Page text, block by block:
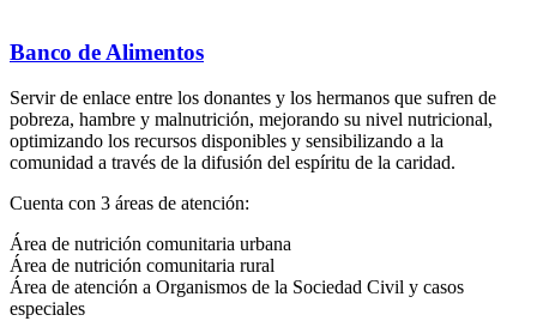
Banco de Alimentos
Servir de enlace entre los donantes y los hermanos que sufren de
pobreza, hambre y malnutrición, mejorando su nivel nutricional,
optimizando los recursos disponibles y sensibilizando a la
comunidad a través de la difusión del espíritu de la caridad.
Cuenta con 3 áreas de atención:
Área de nutrición comunitaria urbana
Área de nutrición comunitaria rural
Área de atención a Organismos de la Sociedad Civil y casos
especiales